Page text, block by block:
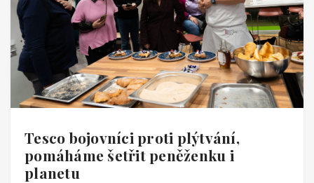
Tesco bojovníci proti plýtvání,
pomáháme šetřit peněženku i
planetu